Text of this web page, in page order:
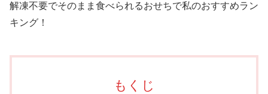
解凍不要でそのまま食べられるおせちで私のおすすめラン
キング！
もくじ